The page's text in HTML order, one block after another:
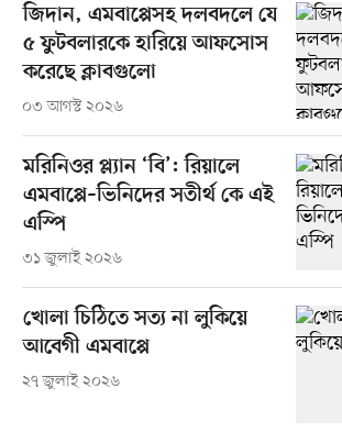
জিদান, এমবাপ্পেসহ দলবদলে যে
৫ ফুটবলারকে হারিয়ে আফসোস
করেছে ক্লাবগুলো
০৩ আগস্ট ২০২৬
মরিনিওর প্ল্যান ‘বি’: রিয়ালে
এমবাপ্পে–ভিনিদের সতীর্থ কে এই
এস্পি
৩১ জুলাই ২০২৬
খোলা চিঠিতে সত্য না লুকিয়ে
আবেগী এমবাপ্পে
২৭ জুলাই ২০২৬